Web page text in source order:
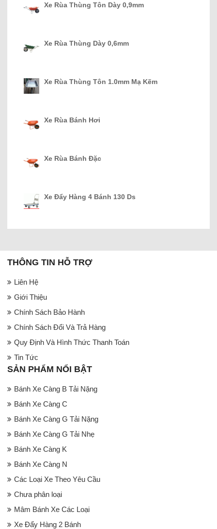
Xe Rùa Thùng Tôn Dày 0,9mm
Xe Rùa Thùng Dày 0,6mm
Xe Rùa Thùng Tôn 1.0mm Mạ Kẽm
Xe Rùa Bánh Hơi
Xe Rùa Bánh Đặc
Xe Đẩy Hàng 4 Bánh 130 Ds
THÔNG TIN HỖ TRỢ
Liên Hệ
Giới Thiệu
Chính Sách Bảo Hành
Chính Sách Đổi Và Trả Hàng
Quy Định Và Hình Thức Thanh Toán
Tin Tức
SẢN PHẨM NỔI BẬT
Bánh Xe Càng B Tải Nặng
Bánh Xe Càng C
Bánh Xe Càng G Tải Nặng
Bánh Xe Càng G Tải Nhẹ
Bánh Xe Càng K
Bánh Xe Càng N
Các Loại Xe Theo Yêu Cầu
Chưa phân loại
Mâm Bánh Xe Các Loại
Xe Đẩy Hàng 2 Bánh